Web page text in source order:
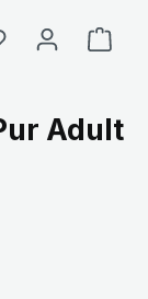
Adult